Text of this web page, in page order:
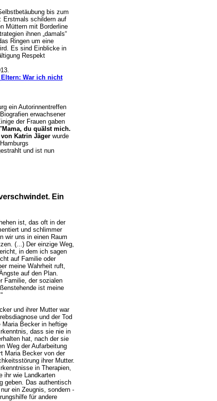
bis zum
Erstmals schildern auf
Müttern mit Borderline
ihnen „damals“
Ringen um eine
Es sind Einblicke in
Respekt
War ich nicht
ein Autorinnentreffen
erwachsener
der Frauen gaben
du quälst mich.
von Katrin Jäger wurde
und ist nun
Ein
ist, das oft in der
und schlimmer
wir uns in einen Raum
(...) Der einzige Weg,
in dem ich sagen
auf Familie oder
meine Wahrheit ruft,
auf den Plan.
Familie, der sozialen
ist meine
und ihrer Mutter war
und der Tod
Maria Becker in heftige
dass sie nie in
hat, nach der sie
Weg der Aufarbeitung
Maria Becker von der
ihrer Mutter.
in Therapien,
ihr wie Landkarten
geben. Das authentisch
ein Zeugnis, sondern -
für andere